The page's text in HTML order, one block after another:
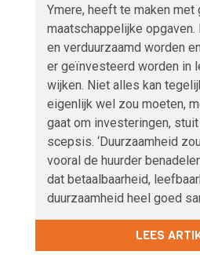
Ymere, heeft te maken met
maatschappelijke opgaven.
en verduurzaamd worden
er geïnvesteerd worden in
wijken. Niet alles kan
eigenlijk wel zou moeten,
gaat om investeringen,
scepsis. ‘Duurzaamheid
vooral de huurder
dat betaalbaarheid,
duurzaamheid heel goed
LEES